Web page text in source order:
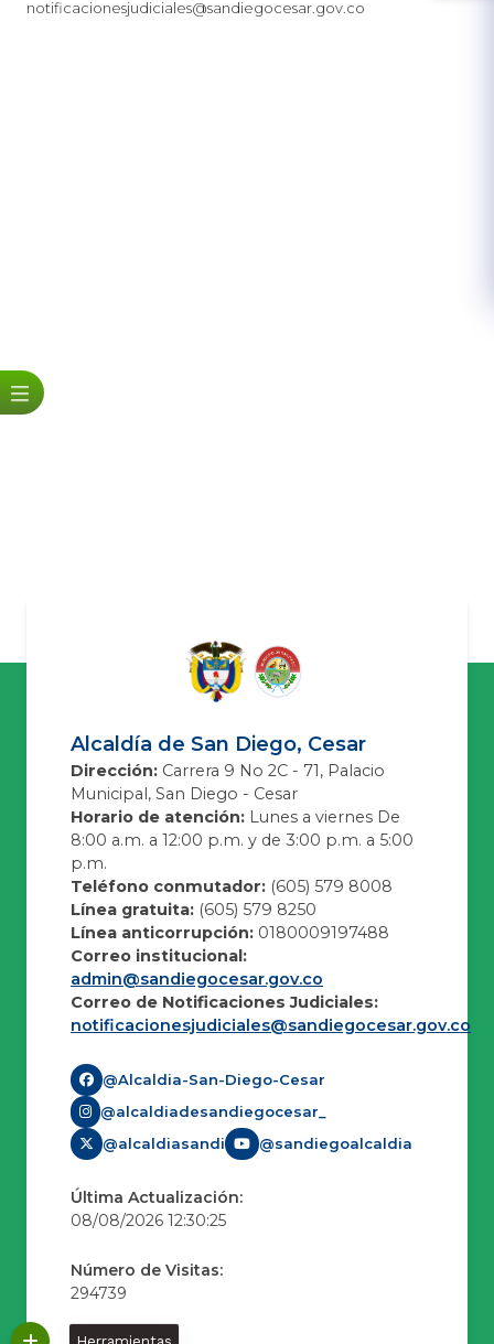
notificacionesjudiciales@sandiegocesar.gov.co​​
Alcaldía de San Diego, Cesar
Dirección: Carrera 9 No 2C - 71, Palacio
Municipal, San Diego - Cesar
Horario de atención: Lunes a viernes De
8:00 a.m. a 12:00 p.m. y de 3:00 p.m. a 5:00
p.m.
Teléfono conmutador: (605) 579 8008
Línea gratuita: (605) 579 8250
Línea anticorrupción: 0180009197488
Correo institucional:
admin@sandiegocesar.gov.co
Correo de Notificaciones Judiciales:
notificacionesjudiciales@sandiegocesar.gov.co
@Alcaldia-San-Diego-Cesar
@alcaldiadesandiegocesar_
@alcaldiasandi
@sandiegoalcaldia
Última Actualización:
08/08/2026 12:30:25
Número de Visitas:
294739